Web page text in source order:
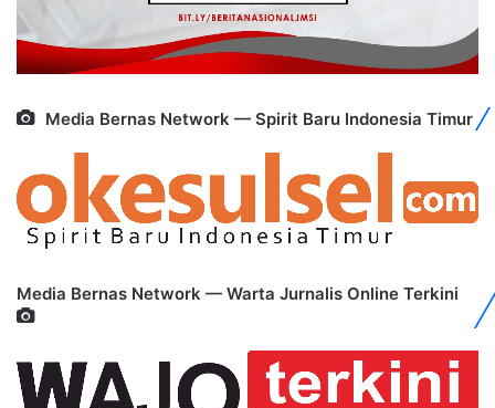
Media Bernas Network — Spirit Baru Indonesia Timur
Media Bernas Network — Warta Jurnalis Online Terkini